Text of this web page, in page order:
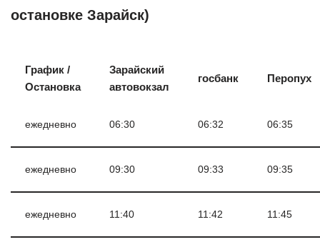
остановке Зарайск)
График /
Остановка
Зарайский
автовокзал
госбанк Перопух
ежедневно 06:30 06:32 06:35
ежедневно 09:30 09:33 09:35
ежедневно 11:40 11:42 11:45